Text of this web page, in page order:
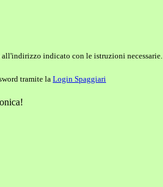
all'indirizzo indicato con le istruzioni necessarie.
tramite la Login Spaggiari